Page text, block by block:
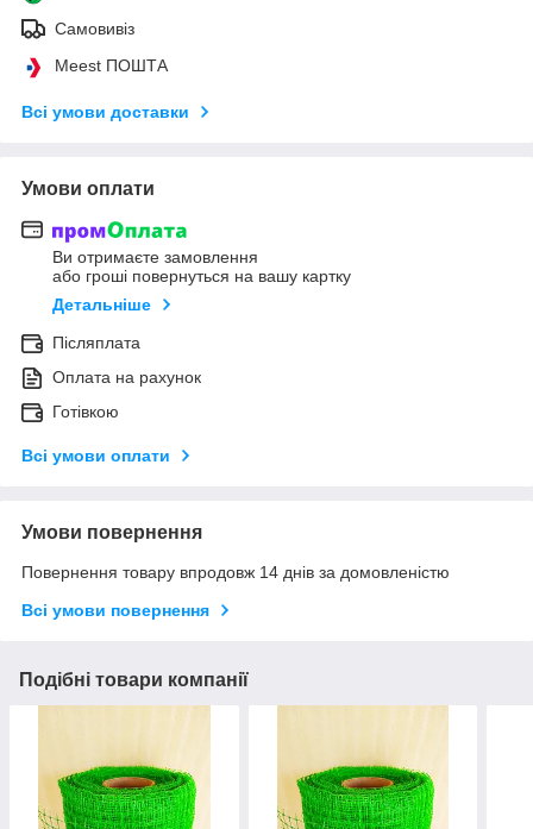
Самовивіз
Meest ПОШТА
Всі умови доставки
Умови оплати
Ви отримаєте замовлення
або гроші повернуться на вашу картку
Детальніше
Післяплата
Оплата на рахунок
Готівкою
Всі умови оплати
Умови повернення
Повернення товару впродовж 14 днів за домовленістю
Всі умови повернення
Подібні товари компанії